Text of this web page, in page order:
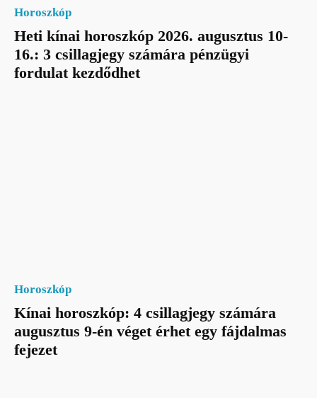
Horoszkóp
Heti kínai horoszkóp 2026. augusztus 10-
16.: 3 csillagjegy számára pénzügyi
fordulat kezdődhet
Horoszkóp
Kínai horoszkóp: 4 csillagjegy számára
augusztus 9-én véget érhet egy fájdalmas
fejezet